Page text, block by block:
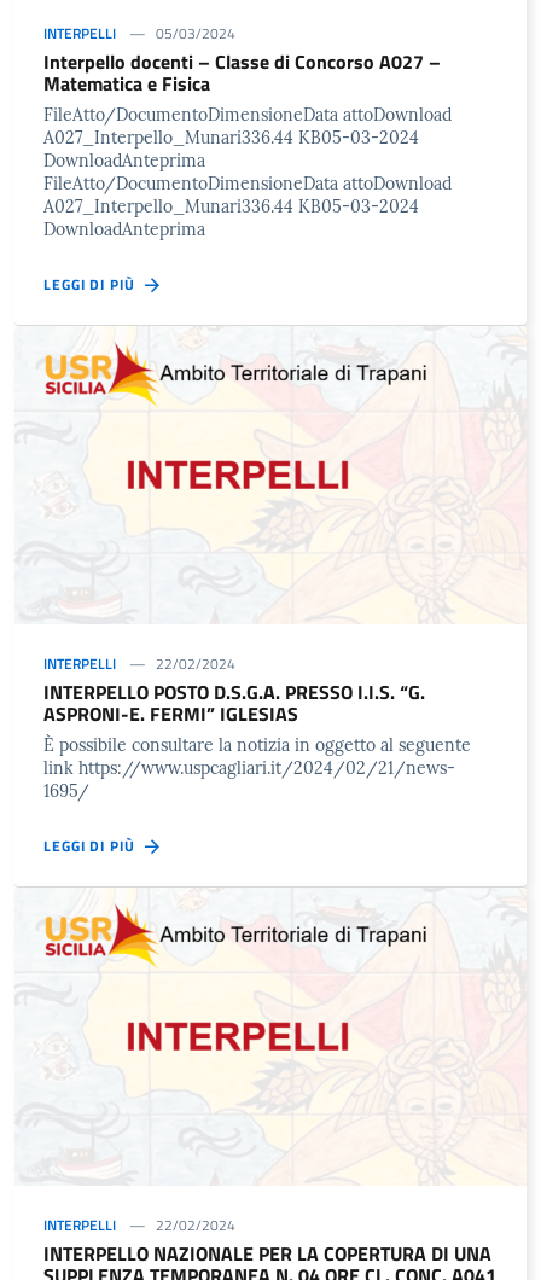
INTERPELLI 05/03/2024
Interpello docenti – Classe di Concorso A027 –
Matematica e Fisica
FileAtto/DocumentoDimensioneData attoDownload
A027_Interpello_Munari336.44 KB05-03-2024
DownloadAnteprima
FileAtto/DocumentoDimensioneData attoDownload
A027_Interpello_Munari336.44 KB05-03-2024
DownloadAnteprima
LEGGI DI PIÙ
INTERPELLI 22/02/2024
INTERPELLO POSTO D.S.G.A. PRESSO I.I.S. “G.
ASPRONI-E. FERMI” IGLESIAS
È possibile consultare la notizia in oggetto al seguente
link https://www.uspcagliari.it/2024/02/21/news-
1695/
LEGGI DI PIÙ
INTERPELLI 22/02/2024
INTERPELLO NAZIONALE PER LA COPERTURA DI UNA